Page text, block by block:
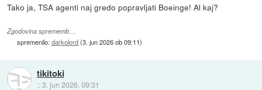
Tako ja, TSA agenti naj gredo popravljati Boeinge! Al kaj?
Zgodovina sprememb…
spremenilo:darkolord(3. jun 2026 ob 09:11)
tikitoki
::3. jun 2026, 09:31